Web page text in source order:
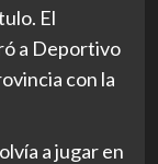
El
a Deportivo
con la
a jugar en